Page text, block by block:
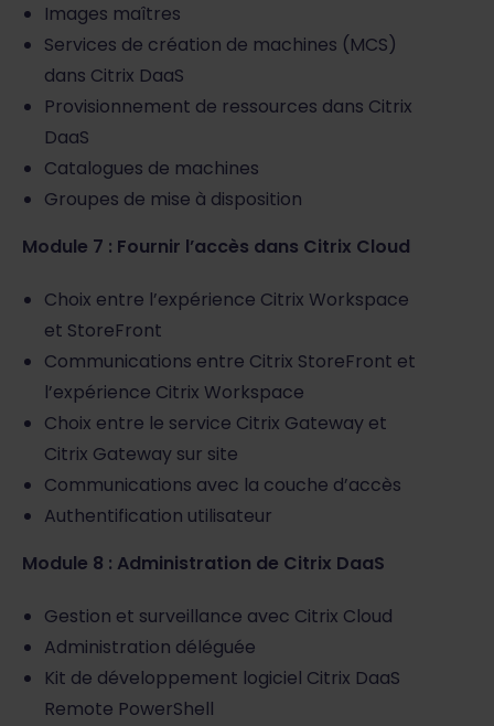
Images maîtres
Services de création de machines (MCS)
dans Citrix DaaS
Provisionnement de ressources dans Citrix
DaaS
Catalogues de machines
Groupes de mise à disposition
Module 7 : Fournir l’accès dans Citrix Cloud
Choix entre l’expérience Citrix Workspace
et StoreFront
Communications entre Citrix StoreFront et
l’expérience Citrix Workspace
Choix entre le service Citrix Gateway et
Citrix Gateway sur site
Communications avec la couche d’accès
Authentification utilisateur
Module 8 : Administration de Citrix DaaS
Gestion et surveillance avec Citrix Cloud
Administration déléguée
Kit de développement logiciel Citrix DaaS
Remote PowerShell